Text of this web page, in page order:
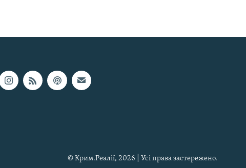
© Крим.Реалії, 2026 | Усі права застережено.